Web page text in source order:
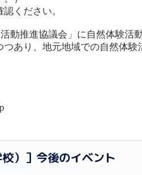
ください。
動推進協議会」に自然体験活
あり、地元地域での自然体験
）］今後のイベント